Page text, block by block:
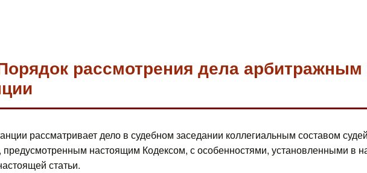
рассмотрения дела арбитражным
рассматривает дело в судебном заседании коллегиальным составом
настоящим Кодексом, с особенностями, установленными в
статьи.